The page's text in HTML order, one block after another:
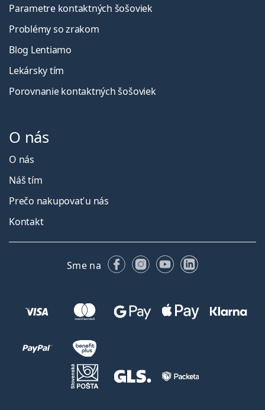
Parametre kontaktných šošoviek
Problémy so zrakom
Blog Lentiamo
Lekársky tím
Porovnanie kontaktných šošoviek
O nás
O nás
Náš tím
Prečo nakupovať u nás
Kontakt
Sme na FacebookuInstagrame
YouTubeLinkedIn